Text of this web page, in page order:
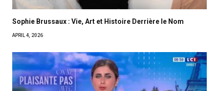
Sophie Brussaux : Vie, Art et Histoire Derrière le Nom
APRIL 4, 2026